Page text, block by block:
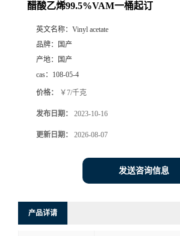
醋酸乙烯99.5%VAM一桶起订
英文名称： Vinyl acetate
品牌：
国产
产地：
国产
cas： 108-05-4
价格： ￥7/千克
发布日期： 2023-10-16
更新日期： 2026-08-07
发送咨询信息
产品详请